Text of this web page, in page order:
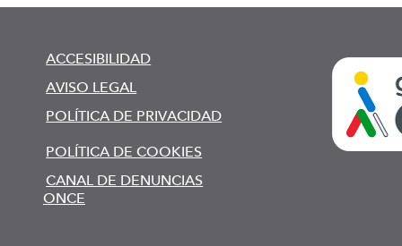
ACCESIBILIDAD
AVISO LEGAL
POLÍTICA DE PRIVACIDAD
POLÍTICA DE COOKIES
CANAL DE DENUNCIAS
ONCE